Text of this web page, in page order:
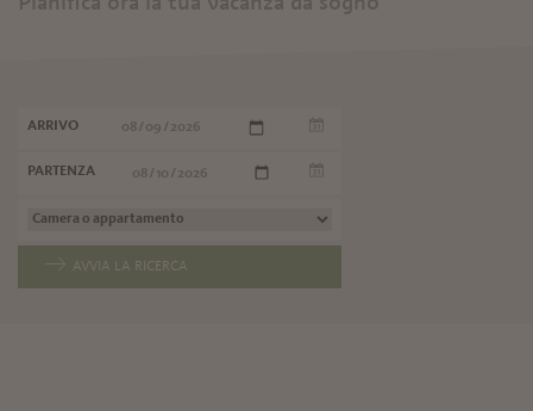
ARRIVO
PARTENZA
AVVIA LA RICERCA